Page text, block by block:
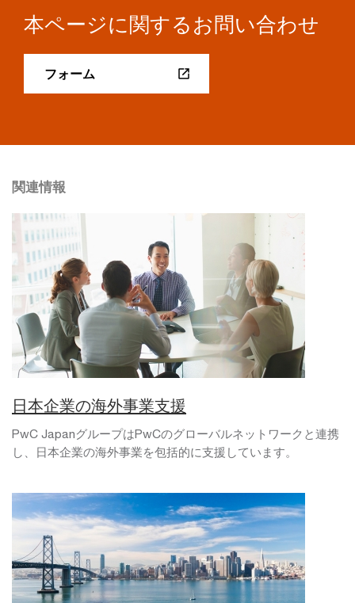
本ページに関するお問い合わせ
フォーム
関連情報
日本企業の海外事業支援
PwC JapanグループはPwCのグローバルネットワークと連携
し、日本企業の海外事業を包括的に支援しています。